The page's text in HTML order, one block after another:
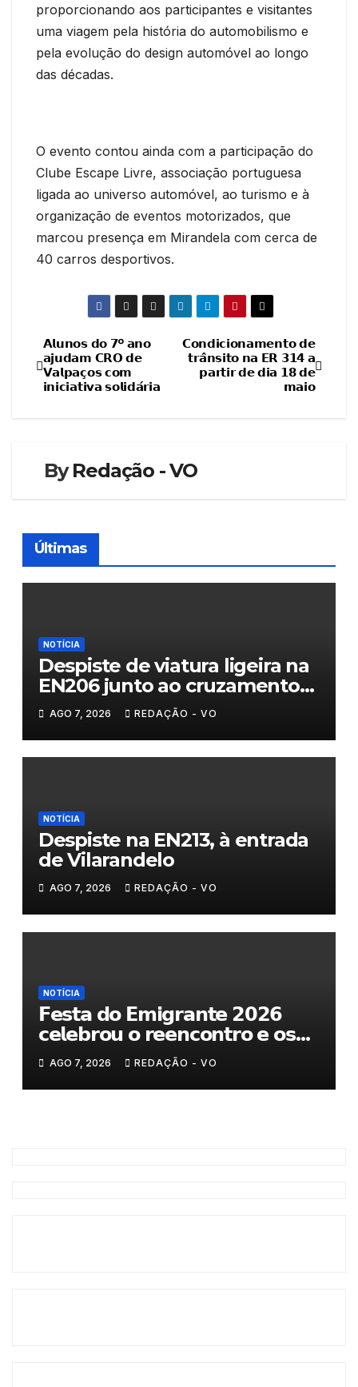
proporcionando aos participantes e visitantes
uma viagem pela história do automobilismo e
pela evolução do design automóvel ao longo
das décadas.
O evento contou ainda com a participação do
Clube Escape Livre, associação portuguesa
ligada ao universo automóvel, ao turismo e à
organização de eventos motorizados, que
marcou presença em Mirandela com cerca de
40 carros desportivos.
Navegação
de
𝗖𝗼𝗻𝗱𝗶𝗰𝗶𝗼𝗻𝗮𝗺𝗲𝗻𝘁𝗼 𝗱𝗲
𝘁𝗿𝗮̂𝗻𝘀𝗶𝘁𝗼 𝗻𝗮 𝗘𝗥 𝟯𝟭𝟰 𝗮
𝗽𝗮𝗿𝘁𝗶𝗿 𝗱𝗲 𝗱𝗶𝗮 𝟭𝟴 𝗱𝗲
𝗺𝗮𝗶𝗼
𝗔𝗹𝘂𝗻𝗼𝘀 𝗱𝗼 𝟳º 𝗮𝗻𝗼
𝗮𝗷𝘂𝗱𝗮𝗺 𝗖𝗥𝗢 𝗱𝗲
𝗩𝗮𝗹𝗽𝗮𝗰̧𝗼𝘀 𝗰𝗼𝗺
𝗶𝗻𝗶𝗰𝗶𝗮𝘁𝗶𝘃𝗮 𝘀𝗼𝗹𝗶𝗱𝗮́𝗿𝗶𝗮
ByRedação - VO
Últimas
NOTÍCIA
Despiste de viatura ligeira na
EN206 junto ao cruzamento
Fornos do Pinhal
AGO 7, 2026 REDAÇÃO - VO
NOTÍCIA
Despiste na EN213, à entrada
de Vilarandelo
AGO 7, 2026 REDAÇÃO - VO
NOTÍCIA
𝗙𝗲𝘀𝘁𝗮 𝗱𝗼 𝗘𝗺𝗶𝗴𝗿𝗮𝗻𝘁𝗲 𝟮𝟬𝟮𝟲
𝗰𝗲𝗹𝗲𝗯𝗿𝗼𝘂 𝗼 𝗿𝗲𝗲𝗻𝗰𝗼𝗻𝘁𝗿𝗼 𝗲 𝗼𝘀
𝗹𝗮𝗰̧𝗼𝘀 𝗾𝘂𝗲 𝘂𝗻𝗲𝗺 𝗠𝘂𝗿𝗰̧𝗮
AGO 7, 2026 REDAÇÃO - VO